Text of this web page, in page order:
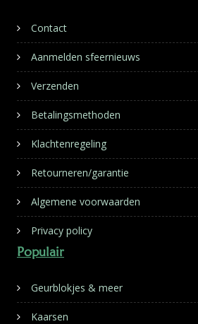
Contact
Aanmelden sfeernieuws
Verzenden
Betalingsmethoden
Klachtenregeling
Retourneren/garantie
Algemene voorwaarden
Privacy policy
Populair
Geurblokjes & meer
Kaarsen